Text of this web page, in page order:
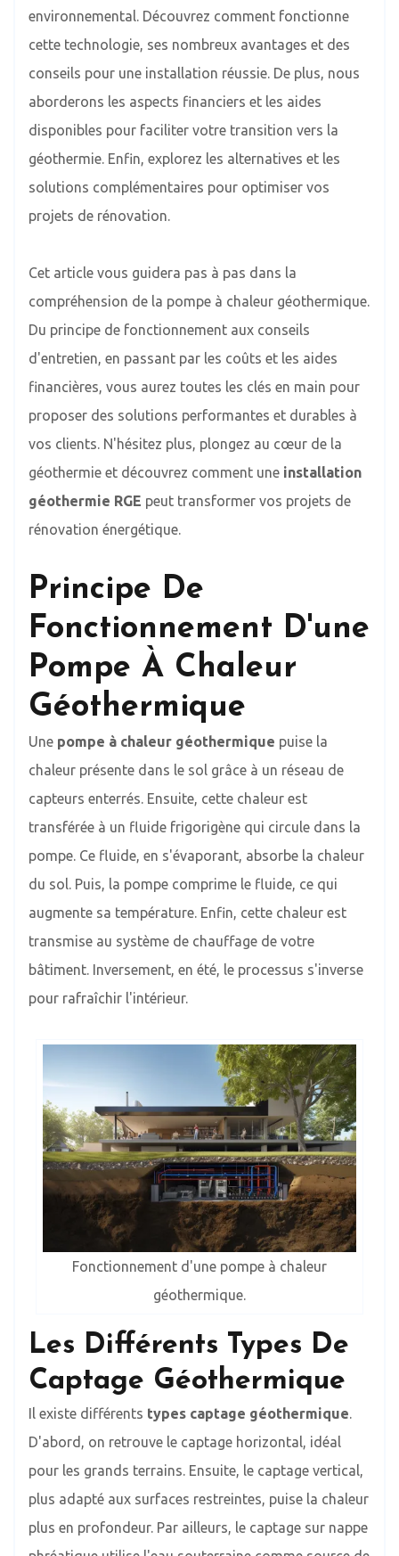
environnemental. Découvrez comment fonctionne
cette technologie, ses nombreux avantages et des
conseils pour une installation réussie. De plus, nous
aborderons les aspects financiers et les aides
disponibles pour faciliter votre transition vers la
géothermie. Enfin, explorez les alternatives et les
solutions complémentaires pour optimiser vos
projets de rénovation.
Cet article vous guidera pas à pas dans la
compréhension de la pompe à chaleur géothermique.
Du principe de fonctionnement aux conseils
d'entretien, en passant par les coûts et les aides
financières, vous aurez toutes les clés en main pour
proposer des solutions performantes et durables à
vos clients. N'hésitez plus, plongez au cœur de la
géothermie et découvrez comment une installation
géothermie RGE peut transformer vos projets de
rénovation énergétique.
Principe De
Fonctionnement D'une
Pompe À Chaleur
Géothermique
Une pompe à chaleur géothermique puise la
chaleur présente dans le sol grâce à un réseau de
capteurs enterrés. Ensuite, cette chaleur est
transférée à un fluide frigorigène qui circule dans la
pompe. Ce fluide, en s'évaporant, absorbe la chaleur
du sol. Puis, la pompe comprime le fluide, ce qui
augmente sa température. Enfin, cette chaleur est
transmise au système de chauffage de votre
bâtiment. Inversement, en été, le processus s'inverse
pour rafraîchir l'intérieur.
Fonctionnement d'une pompe à chaleur
géothermique.
Les Différents Types De
Captage Géothermique
Il existe différents types captage géothermique.
D'abord, on retrouve le captage horizontal, idéal
pour les grands terrains. Ensuite, le captage vertical,
plus adapté aux surfaces restreintes, puise la chaleur
plus en profondeur. Par ailleurs, le captage sur nappe